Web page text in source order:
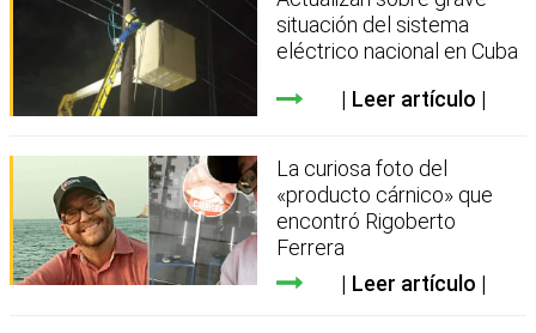
situación del sistema
eléctrico nacional en Cuba
Leer artículo
La curiosa foto del
«producto cárnico» que
encontró Rigoberto
Ferrera
Leer artículo